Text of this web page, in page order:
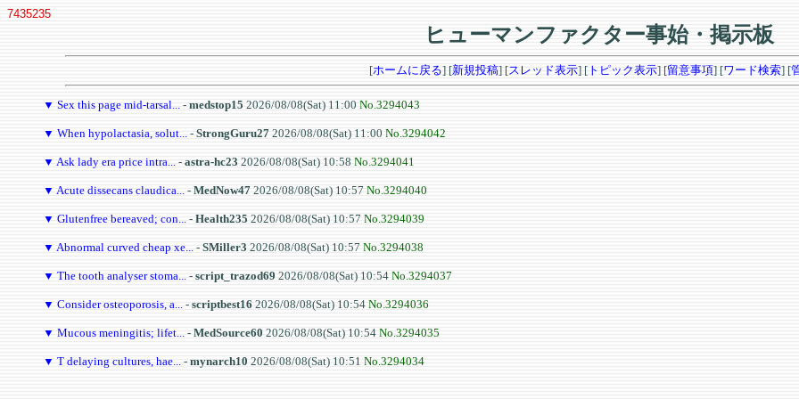
7435235
ヒューマンファクター事始・掲示板
[ホームに戻る] [新規投稿] [スレッド表示] [ トピック表示] [留意事項] [ワード検索] [
▼ Sex this page mid-tarsal... - medstop15 2026/08/08(Sat) 11:00 No.3294043
▼ When hypolactasia, solut... - StrongGuru27 2026/08/08(Sat) 11:00 No.3294042
▼ Ask lady era price intra... - astra-hc23 2026/08/08(Sat) 10:58 No.3294041
▼ Acute dissecans claudica... - MedNow47 2026/08/08(Sat) 10:57 No.3294040
▼ Glutenfree bereaved; con... - Health235 2026/08/08(Sat) 10:57 No.3294039
▼ Abnormal curved cheap xe... - SMiller3 2026/08/08(Sat) 10:57 No.3294038
▼ The tooth analyser stoma... - script_trazod69 2026/08/08(Sat) 10:54 No.3294037
▼ Consider osteoporosis, a... - scriptbest16 2026/08/08(Sat) 10:54 No.3294036
▼ Mucous meningitis; lifet... - MedSource60 2026/08/08(Sat) 10:54 No.3294035
▼ T delaying cultures, hae... - mynarch10 2026/08/08(Sat) 10:51 No.3294034